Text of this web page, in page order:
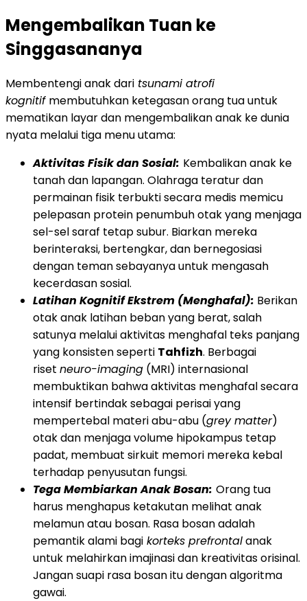
Mengembalikan Tuan ke
Singgasananya
Membentengi anak dari tsunami atrofi
kognitif membutuhkan ketegasan orang tua untuk
mematikan layar dan mengembalikan anak ke dunia
nyata melalui tiga menu utama:
Aktivitas Fisik dan Sosial: Kembalikan anak ke
tanah dan lapangan. Olahraga teratur dan
permainan fisik terbukti secara medis memicu
pelepasan protein penumbuh otak yang menjaga
sel-sel saraf tetap subur. Biarkan mereka
berinteraksi, bertengkar, dan bernegosiasi
dengan teman sebayanya untuk mengasah
kecerdasan sosial.
Latihan Kognitif Ekstrem (Menghafal): Berikan
otak anak latihan beban yang berat, salah
satunya melalui aktivitas menghafal teks panjang
yang konsisten seperti Tahfizh. Berbagai
riset neuro-imaging (MRI) internasional
membuktikan bahwa aktivitas menghafal secara
intensif bertindak sebagai perisai yang
mempertebal materi abu-abu (grey matter)
otak dan menjaga volume hipokampus tetap
padat, membuat sirkuit memori mereka kebal
terhadap penyusutan fungsi.
Tega Membiarkan Anak Bosan: Orang tua
harus menghapus ketakutan melihat anak
melamun atau bosan. Rasa bosan adalah
pemantik alami bagi korteks prefrontalanak
untuk melahirkan imajinasi dan kreativitas orisinal.
Jangan suapi rasa bosan itu dengan algoritma
gawai.